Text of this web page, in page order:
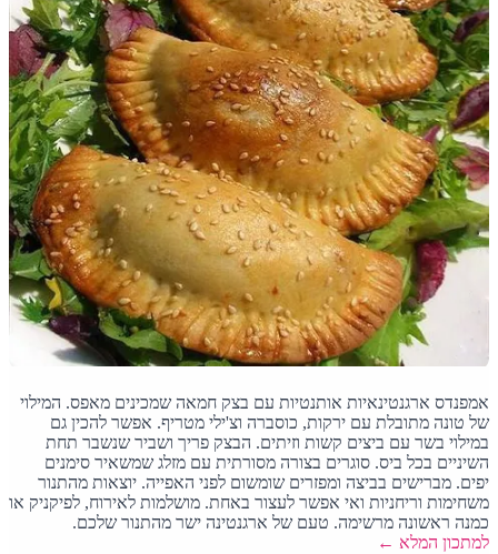
אמפנדס ארגנטינאיות אותנטיות עם בצק חמאה שמכינים מאפס. המילוי
של טונה מתובלת עם ירקות, כוסברה וצ'ילי מטריף. אפשר להכין גם
במילוי בשר עם ביצים קשות וזיתים. הבצק פריך ושביר שנשבר תחת
השיניים בכל ביס. סוגרים בצורה מסורתית עם מזלג שמשאיר סימנים
יפים. מברישים בביצה ומפזרים שומשום לפני האפייה. יוצאות מהתנור
משחימות וריחניות ואי אפשר לעצור באחת. מושלמות לאירוח, לפיקניק או
כמנה ראשונה מרשימה. טעם של ארגנטינה ישר מהתנור שלכם.
למתכון המלא ←